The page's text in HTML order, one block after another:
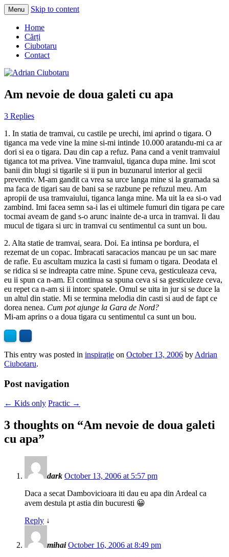
Adrian Ciubotaru
Menu Skip to content
Home
Cărți
Ciubotaru
Contact
Am nevoie de doua galeti cu apa
3 Replies
1. In statia de tramvai, cu castile pe urechi, imi aprind o tigara. O
tiganca ma vede vine la mine si-mi intinde 10.000 aratandu-mi ca ar
dori si ea o tigara. Dau din cap a refuz. Pana cand a venit tramvaiul
tiganca tot ma privea. Vine tramvaiul, tiganca dupa mine. Imi scot
banii din blugi si tigarile si ii pun in buzunarul interior al gecii
preventiv. M-am gandit ca vrea sa urce langa mine si la gramada sa
ma faca de tigari sau de bani sa se razbune pe refuzul meu. Am
apropii de usa tramvaiului, tiganca langa mine. Ma uit la ea si-o vad
zambind. Imi facea semn sa-i las ei ultimele fumuri din tigara pe care
tocmai aveam de gand s-o arunc inainte de-a urca in tramvai. Ii dau
mucul de tigara si urc in tramvai cu sentimentul ca sunt un bou.
2. Alta statie de tramvai, seara. Doi. Ea intinsa pe bordura, el
rezemat de un copac. Imbracati saracacios mancau pe un sac mare
de rafie. Eu ascultam muzica la casti si fumam o tigara. Deodata el
se ridica si se indreapta catre mine. Spune ceva, gesticuleaza ceva,
eu ii spun ca n-am. El continua sa spuna ceva si sa gesticuleze ceva,
eu repet ca n-am si ii intorc spatele. Omul se uita in jur si se duce la
un altul din statie. Mi se termina melodia din casti si aud de fapt ce
dorea nenea. Cum pot ajunge la Gara de Nord?
Mi-am aprins o a doua tigara cu sentimentul ca sunt un bou.
This entry was posted in inspirație on October 13, 2006 by Adrian
Ciubotaru.
Post navigation
← Kids only Practic →
3 thoughts on “Am nevoie de doua galeti
cu apa”
dark October 13, 2006 at 5:57 pm
Daca a secat Dambovicioara iti dau eu apa din Ardeal ca
avem destula pt astia din bucuresti 😀
Reply ↓
mihai October 16, 2006 at 8:49 pm